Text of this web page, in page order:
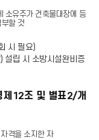
소유주가 건축물대장에 등
할 것
시 필요)
설립 시 소방시설완비증
12조 및 별표2/개
격을 소지한 자